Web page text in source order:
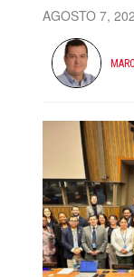
AGOSTO 7,